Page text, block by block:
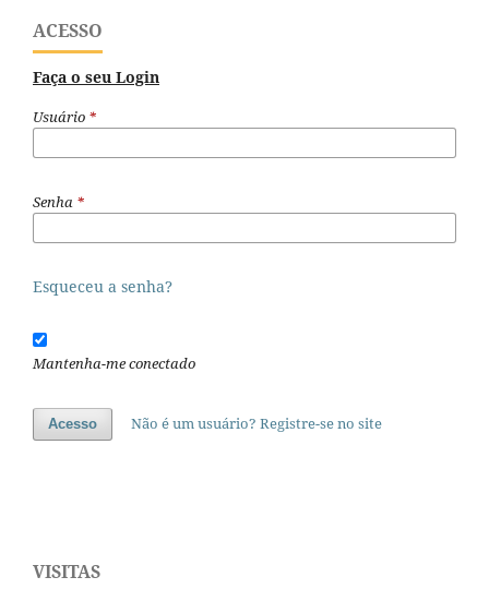
ACESSO
Faça o seu Login
Usuário *
Senha *
Esqueceu a senha?
Mantenha-me conectado
Acesso Não é um usuário? Registre-se no site
VISITAS